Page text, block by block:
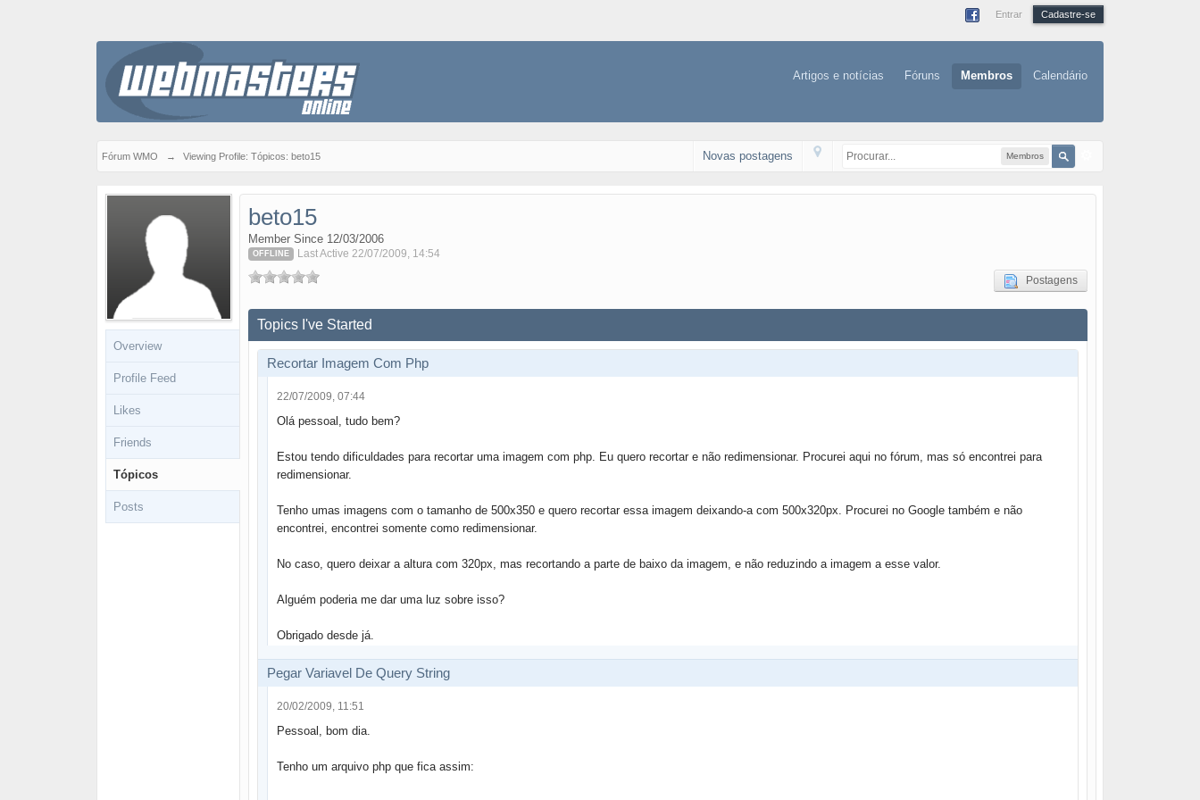
Entrar Cadastre-se
Artigos e notícias Fóruns Membros Calendário
Fórum WMO → Viewing Profile: Tópicos: beto15 Membros
Novas postagens
Overview
Profile Feed
Likes
Friends
Tópicos
Posts
beto15
Member Since 12/03/2006
OFFLINE Last Active 22/07/2009, 14:54
Postagens
Topics I've Started
Recortar Imagem Com Php
22/07/2009, 07:44
Olá pessoal, tudo bem?
Estou tendo dificuldades para recortar uma imagem com php. Eu quero recortar e não redimensionar. Procurei aqui no fórum, mas só encontrei para
redimensionar.
Tenho umas imagens com o tamanho de 500x350 e quero recortar essa imagem deixando-a com 500x320px. Procurei no Google também e não
encontrei, encontrei somente como redimensionar.
No caso, quero deixar a altura com 320px, mas recortando a parte de baixo da imagem, e não reduzindo a imagem a esse valor.
Alguém poderia me dar uma luz sobre isso?
Obrigado desde já.
Pegar Variavel De Query String
20/02/2009, 11:51
Pessoal, bom dia.
Tenho um arquivo php que fica assim: